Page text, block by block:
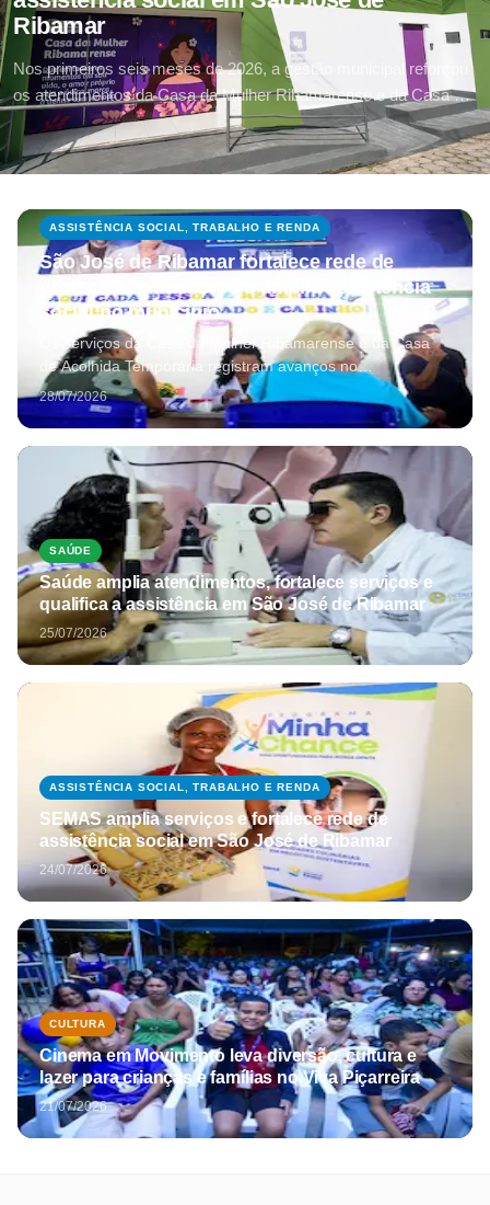
Ribamar
Nos primeiros seis meses de 2026, a gestão municipal reforçou
os atendimentos da Casa da Mulher Ribamarense e da Casa de
Acolhida Temporária (CAT), ampliando o acesso à proteção
social e aos serviços especializados.
ASSISTÊNCIA SOCIAL, TRABALHO E RENDA
São José de Ribamar fortalece rede de
proteção às mulheres e amplia assistência
social no município
Os serviços da Casa da Mulher Ribamarense e da Casa
de Acolhida Temporária registram avanços no
atendimento, ampliando o acesso à proteção e ao cuidado
no município.
28/07/2026
SAÚDE
Saúde amplia atendimentos, fortalece serviços e
qualifica a assistência em São José de Ribamar
25/07/2026
ASSISTÊNCIA SOCIAL, TRABALHO E RENDA
SEMAS amplia serviços e fortalece rede de
assistência social em São José de Ribamar
24/07/2026
CULTURA
Cinema em Movimento leva diversão, cultura e
lazer para crianças e famílias no Viva Piçarreira
21/07/2026